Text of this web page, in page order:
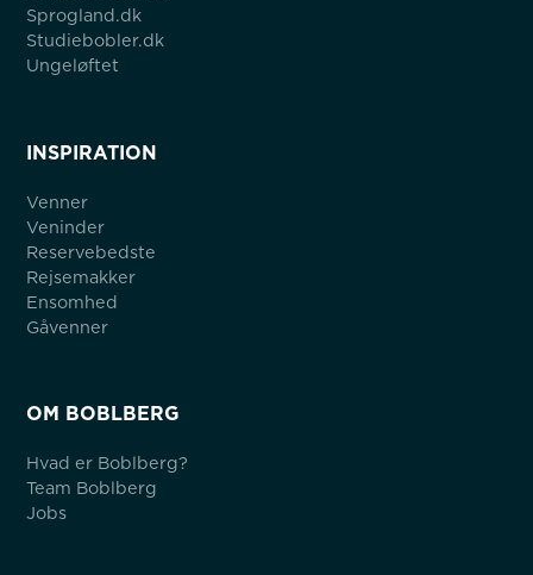
Sprogland.dk
Studiebobler.dk
Ungeløftet
INSPIRATION
Venner
Veninder
Reservebedste
Rejsemakker
Ensomhed
Gåvenner
OM BOBLBERG
Hvad er Boblberg?
Team Boblberg
Jobs